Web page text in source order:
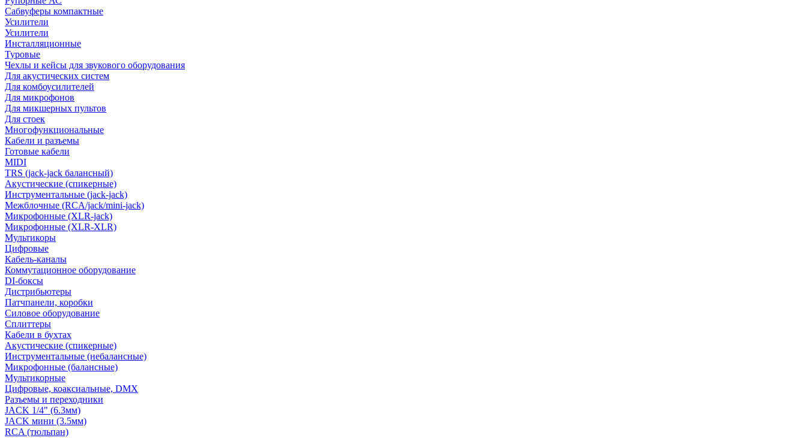
Сабвуферы компактные
Усилители
Усилители
Инсталляционные
Туровые
Чехлы и кейсы для звукового оборудования
Для акустических систем
Для комбоусилителей
Для микрофонов
Для микшерных пультов
Для стоек
Многофункциональные
Кабели и разъемы
Готовые кабели
MIDI
TRS (jack-jack балансный)
Акустические (спикерные)
Инструментальные (jack-jack)
Межблочные (RCA/jack/mini-jack)
Микрофонные (XLR-jack)
Микрофонные (XLR-XLR)
Мультикоры
Цифровые
Кабель-каналы
Коммутационное оборудование
DI-боксы
Дистрибьютеры
Патчпанели, коробки
Силовое оборудование
Сплиттеры
Кабели в бухтах
Акустические (спикерные)
Инструментальные (небалансные)
Микрофонные (балансные)
Мультикорные
Цифровые, коаксиальные, DMX
Разъемы и переходники
JACK 1/4" (6.3мм)
JACK мини (3.5мм)
RCA (тюльпан)